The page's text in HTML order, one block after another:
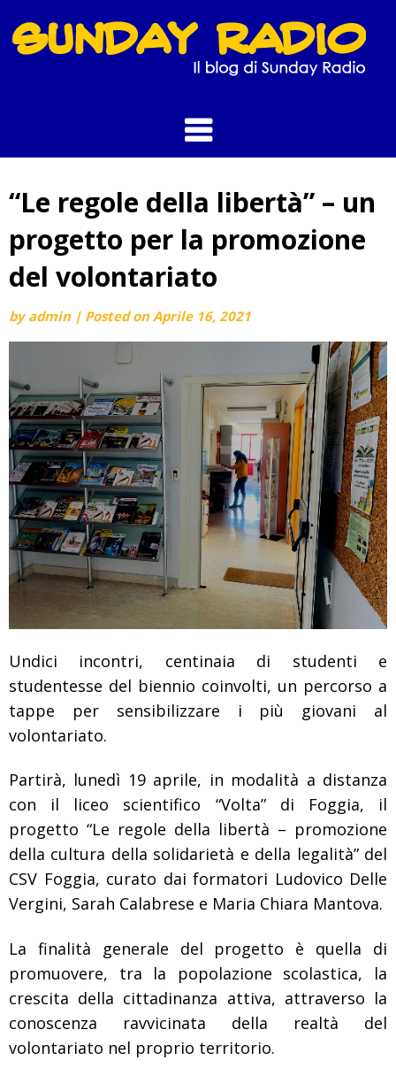
to
content
“Le regole della libertà” – un
progetto per la promozione
del volontariato
byadmin | Posted onAprile 16, 2021
Undici incontri, centinaia di studenti e
studentesse del biennio coinvolti, un percorso a
tappe per sensibilizzare i più giovani al
volontariato.
Partirà, lunedì 19 aprile, in modalità a distanza
con il liceo scientifico “Volta” di Foggia, il
progetto “Le regole della libertà – promozione
della cultura della solidarietà e della legalità” del
CSV Foggia, curato dai formatori Ludovico Delle
Vergini, Sarah Calabrese e Maria Chiara Mantova.
La finalità generale del progetto è quella di
promuovere, tra la popolazione scolastica, la
crescita della cittadinanza attiva, attraverso la
conoscenza ravvicinata della realtà del
volontariato nel proprio territorio.